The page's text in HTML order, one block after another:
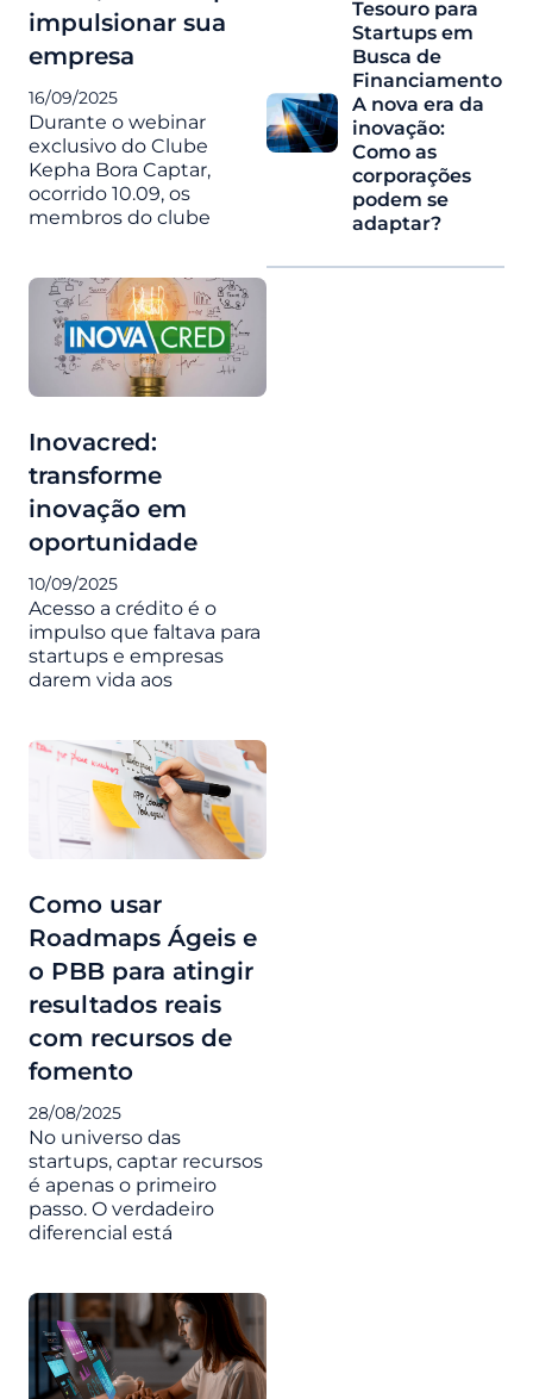
impulsionar sua
empresa
16/09/2025
Durante o webinar
exclusivo do Clube
Kepha Bora Captar,
ocorrido 10.09, os
membros do clube
Inovacred:
transforme
inovação em
oportunidade
10/09/2025
Acesso a crédito é o
impulso que faltava para
startups e empresas
darem vida aos
Como usar
Roadmaps Ágeis e
o PBB para atingir
resultados reais
com recursos de
fomento
28/08/2025
No universo das
startups, captar recursos
é apenas o primeiro
passo. O verdadeiro
diferencial está
Tesouro para
Startups em
Busca de
Financiamento
A nova era da
inovação:
Como as
corporações
podem se
adaptar?